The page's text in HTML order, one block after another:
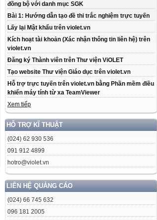
đồng bộ với danh mục SGK
Bài 1: Hướng dẫn tạo đề thi trắc nghiệm trực tuyến
Lấy lại Mật khẩu trên violet.vn
Kích hoạt tài khoản (Xác nhận thông tin liên hệ) trên
violet.vn
Đăng ký Thành viên trên Thư viện ViOLET
Tạo website Thư viện Giáo dục trên violet.vn
Hỗ trợ trực tuyến trên violet.vn bằng Phần mềm điều
khiển máy tính từ xa TeamViewer
Xem tiếp
HỖ TRỢ KĨ THUẬT
(024) 62 930 536
091 912 4899
hotro@violet.vn
LIÊN HỆ QUẢNG CÁO
(024) 66 745 632
096 181 2005